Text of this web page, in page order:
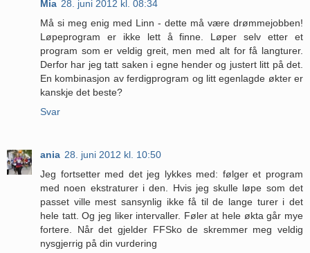
Mia 28. juni 2012 kl. 08:34
Må si meg enig med Linn - dette må være drømmejobben!
Løpeprogram er ikke lett å finne. Løper selv etter et
program som er veldig greit, men med alt for få langturer.
Derfor har jeg tatt saken i egne hender og justert litt på det.
En kombinasjon av ferdigprogram og litt egenlagde økter er
kanskje det beste?
Svar
ania 28. juni 2012 kl. 10:50
Jeg fortsetter med det jeg lykkes med: følger et program
med noen ekstraturer i den. Hvis jeg skulle løpe som det
passet ville mest sansynlig ikke få til de lange turer i det
hele tatt. Og jeg liker intervaller. Føler at hele økta går mye
fortere. Når det gjelder FFSko de skremmer meg veldig
nysgjerrig på din vurdering